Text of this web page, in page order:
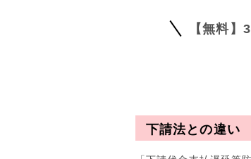
【無料
下請法との違い